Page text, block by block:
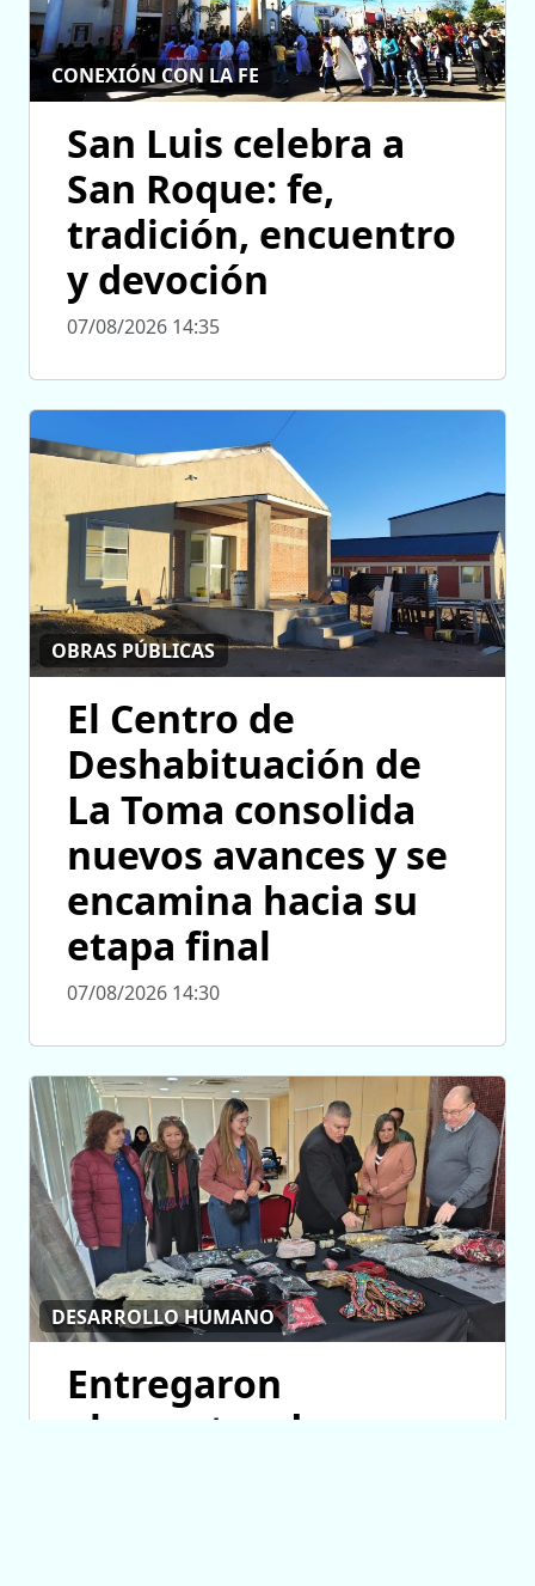
CONEXIÓN CON LA FE
San Luis celebra a
San Roque: fe,
tradición, encuentro
y devoción
07/08/2026 14:35
OBRAS PÚBLICAS
El Centro de
Deshabituación de
La Toma consolida
nuevos avances y se
encamina hacia su
etapa final
07/08/2026 14:30
DESARROLLO HUMANO
Entregaron
elementos de